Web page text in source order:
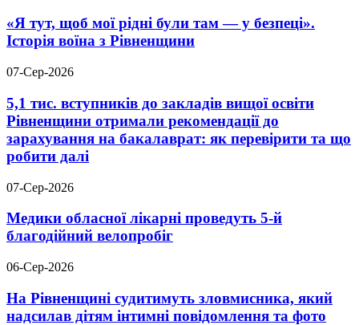
«Я тут, щоб мої рідні були там — у безпеці».
Історія воїна з Рівненщини
07-Сер-2026
5,1 тис. вступників до закладів вищої освіти
Рівненщини отримали рекомендації до
зарахування на бакалаврат: як перевірити та що
робити далі
07-Сер-2026
Медики обласної лікарні проведуть 5-й
благодійний велопробіг
06-Сер-2026
На Рівненщині судитимуть зловмисника, який
надсилав дітям інтимні повідомлення та фото